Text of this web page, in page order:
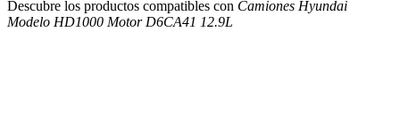
Descubre los productos compatibles con Camiones Hyundai
Modelo HD1000 Motor D6CA41 12.9L